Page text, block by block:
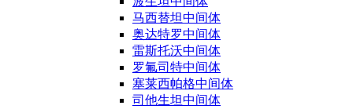
马西替坦中间体
奥达特罗中间体
雷斯托沃中间体
罗氟司特中间体
塞莱西帕格中间体
司他生坦中间体